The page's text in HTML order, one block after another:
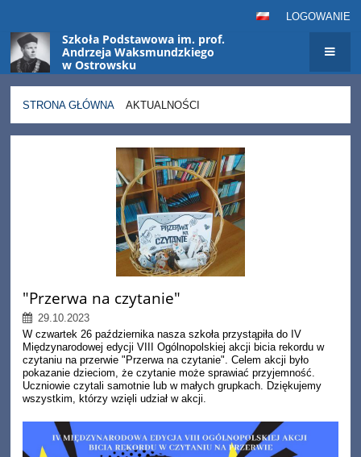
LOGOWANIE
Szkoła Podstawowa im. prof.
Andrzeja Waksmundzkiego
w Ostrowsku
STRONA GŁÓWNA AKTUALNOŚCI
"Przerwa na czytanie"
29.10.2023
W czwartek 26 października nasza szkoła przystąpiła do IV
Międzynarodowej edycji VIII Ogólnopolskiej akcji bicia rekordu w
czytaniu na przerwie "Przerwa na czytanie". Celem akcji było
pokazanie dzieciom, że czytanie może sprawiać przyjemność.
Uczniowie czytali samotnie lub w małych grupkach. Dziękujemy
wszystkim, którzy wzięli udział w akcji.